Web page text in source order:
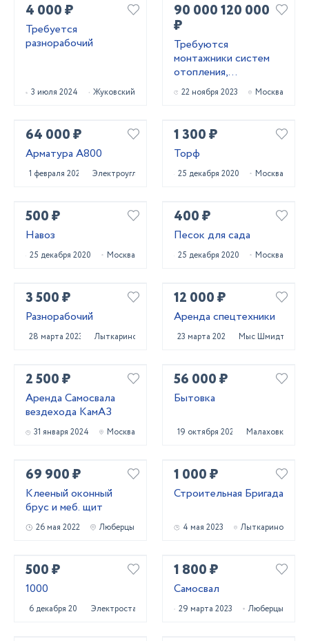
4 000 ₽
Требуется
разнорабочий
3 июля 2024 Жуковский
90 000 120 000
₽
Требуются
монтажники систем
отопления,
водоснабжения,
вентиляции
22 ноября 2023 Москва
64 000 ₽
Арматура А800
1 февраля 2024 Электроугли
1 300 ₽
Торф
25 декабря 2020 Москва
500 ₽
Навоз
25 декабря 2020 Москва
400 ₽
Песок для сада
25 декабря 2020 Москва
3 500 ₽
Разнорабочий
28 марта 2023 Лыткарино
12 000 ₽
Аренда спецтехники
23 марта 2023 Мыс Шмидта
2 500 ₽
Аренда Самосвала
вездехода КамАЗ
31 января 2024 Москва
56 000 ₽
Бытовка
19 октября 2020 Малаховка
69 900 ₽
Клееный оконный
брус и меб. щит
26 мая 2022 Люберцы
1 000 ₽
Строительная Бригада
4 мая 2023 Лыткарино
500 ₽
1000
6 декабря 2024 Электросталь
1 800 ₽
Самосвал
29 марта 2023 Люберцы